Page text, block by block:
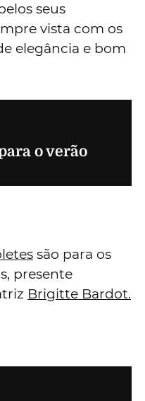
seus
vista com os
elegância e bom
o verão
são para os
presente
Brigitte Bardot.